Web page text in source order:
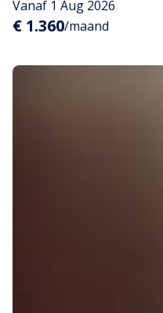
Vanaf 1 Aug 2026
€ 1.360/maand